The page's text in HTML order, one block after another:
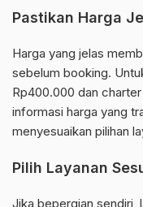
Pastikan Harga
Harga yang jelas
sebelum booking.
Rp400.000 dan
informasi harga yang
menyesuaikan pilihan
Pilih Layanan
Jika bepergian sendiri,